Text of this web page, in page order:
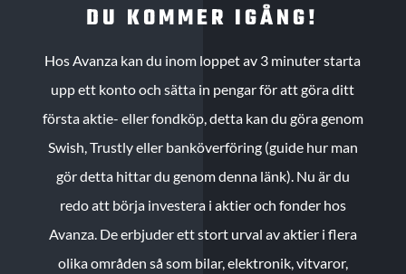
DU KOMMER IGÅNG!
Hos Avanza kan du inom loppet av 3 minuter starta
upp ett konto och sätta in pengar för att göra ditt
första aktie- eller fondköp, detta kan du göra genom
Swish, Trustly eller banköverföring (guide hur man
gör detta hittar du genom denna länk). Nu är du
redo att börja investera i aktier och fonder hos
Avanza. De erbjuder ett stort urval av aktier i flera
olika områden så som bilar, elektronik, vitvaror,